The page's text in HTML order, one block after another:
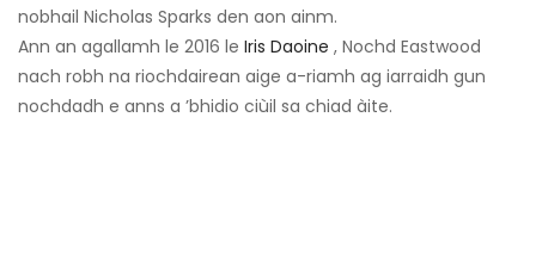
nobhail Nicholas Sparks den aon ainm.
Ann an agallamh le 2016 le Iris Daoine , Nochd Eastwood
nach robh na riochdairean aige a-riamh ag iarraidh gun
nochdadh e anns a ’bhidio ciùil sa chiad àite.